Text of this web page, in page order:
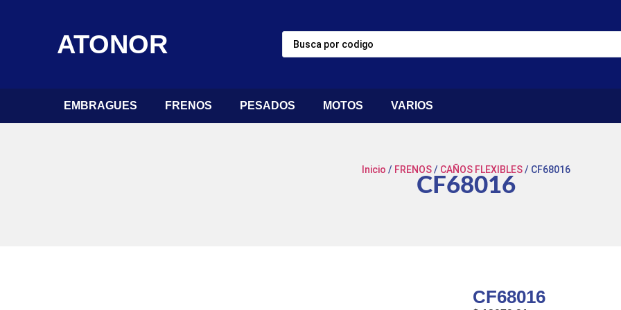
ATONOR
EMBRAGUES FRENOS PESADOS MOTOS VARIOS
Inicio / FRENOS/ CAÑOS FLEXIBLES/ CF68016
CF68016
CF68016